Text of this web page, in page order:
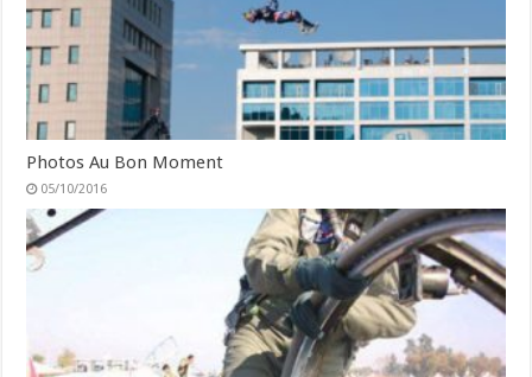
Photos Au Bon Moment
05/10/2016